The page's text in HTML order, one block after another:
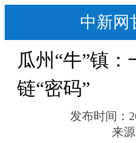
中新网
瓜州“牛”镇
链“密码”
发布时间：
来源